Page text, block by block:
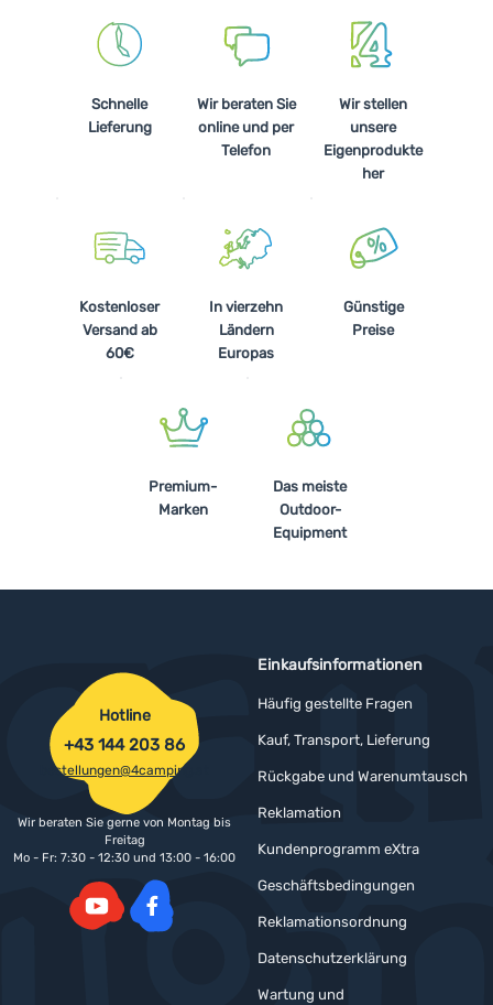
Schnelle
Lieferung
Wir beraten Sie
online und per
Telefon
Wir stellen
unsere
Eigenprodukte
her
Kostenloser
Versand ab
60€
In vierzehn
Ländern
Europas
Günstige
Preise
Premium-
Marken
Das meiste
Outdoor-
Equipment
Einkaufsinformationen
Häufig gestellte Fragen
Kauf, Transport, Lieferung
Rückgabe und Warenumtausch
Reklamation
Kundenprogramm eXtra
Geschäftsbedingungen
Reklamationsordnung
Datenschutzerklärung
Wartung und
Hotline
+43 144 203 86
bestellungen@4camping.at
Wir beraten Sie gerne von Montag bis
Freitag
Mo - Fr: 7:30 - 12:30 und 13:00 - 16:00